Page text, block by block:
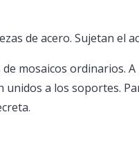
de acero. Sujetan el
mosaicos ordinarios.
a los soportes.